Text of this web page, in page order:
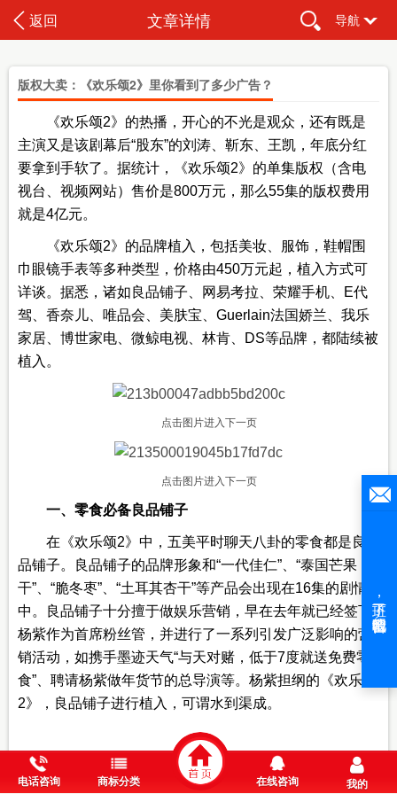
返回 文章详情 导航
版权大卖：《欢乐颂2》里你看到了多少广告？
《欢乐颂2》的热播，开心的不光是观众，还有既是
主演又是该剧幕后“股东”的刘涛、靳东、王凯，年底分红
要拿到手软了。据统计，《欢乐颂2》的单集版权（含电
视台、视频网站）售价是800万元，那么55集的版权费用
就是4亿元。
《欢乐颂2》的品牌植入，包括美妆、服饰，鞋帽围
巾眼镜手表等多种类型，价格由450万元起，植入方式可
详谈。据悉，诸如良品铺子、网易考拉、荣耀手机、E代
驾、香奈儿、唯品会、美肤宝、Guerlain法国娇兰、我乐
家居、博世家电、微鲸电视、林肯、DS等品牌，都陆续被
植入。
点击图片进入下一页
点击图片进入下一页
一、零食必备良品铺子
在《欢乐颂2》中，五美平时聊天八卦的零食都是良
品铺子。良品铺子的品牌形象和“一代佳仁”、“泰国芒果
干”、“脆冬枣”、“土耳其杏干”等产品会出现在16集的剧情
中。良品铺子十分擅于做娱乐营销，早在去年就已经签下
杨紫作为首席粉丝管，并进行了一系列引发广泛影响的营
销活动，如携手墨迹天气“与天对赌，低于7度就送免费零
食”、聘请杨紫做年货节的总导演等。杨紫担纲的《欢乐颂
2》，良品铺子进行植入，可谓水到渠成。
电话咨询 商标分类 在线咨询 我的